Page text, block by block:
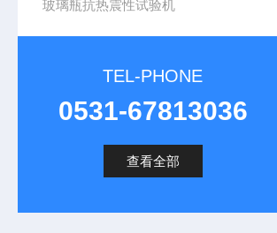
玻璃瓶抗热震性试验机
TEL-PHONE
0531-67813036
查看全部